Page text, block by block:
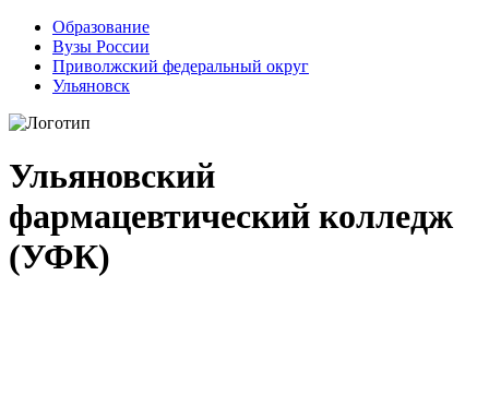
Образование
Вузы России
Приволжский федеральный округ
Ульяновск
Ульяновский
фармацевтический колледж
(УФК)